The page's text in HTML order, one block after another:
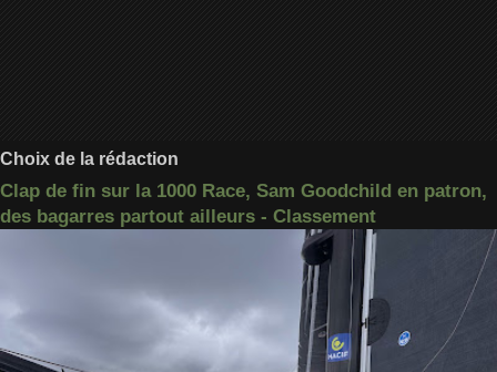
Choix de la rédaction
Clap de fin sur la 1000 Race, Sam Goodchild en patron,
des bagarres partout ailleurs - Classement